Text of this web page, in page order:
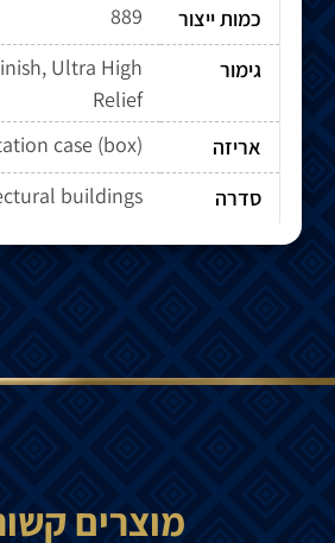
כמות ייצור
889
גימור
Ultra High
Relief
אריזה
case (box)
סדרה
buildings
מוצרים